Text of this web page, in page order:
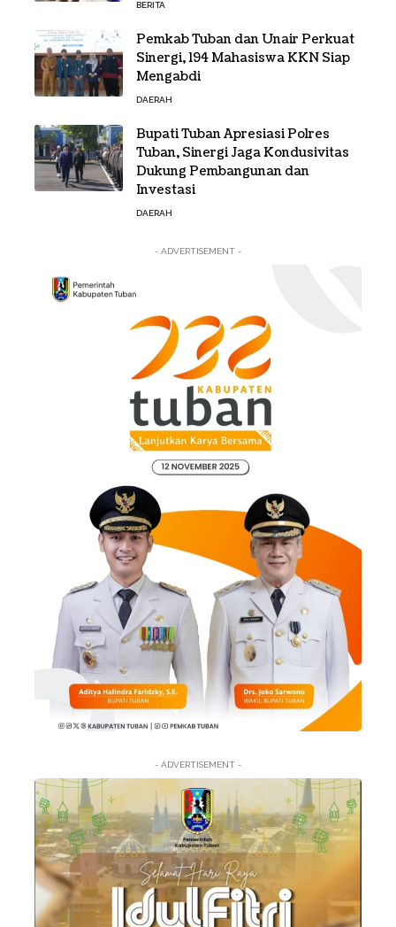
BERITA
Pemkab Tuban dan Unair Perkuat
Sinergi, 194 Mahasiswa KKN Siap
Mengabdi
DAERAH
Bupati Tuban Apresiasi Polres
Tuban, Sinergi Jaga Kondusivitas
Dukung Pembangunan dan
Investasi
DAERAH
- ADVERTISEMENT -
- ADVERTISEMENT -